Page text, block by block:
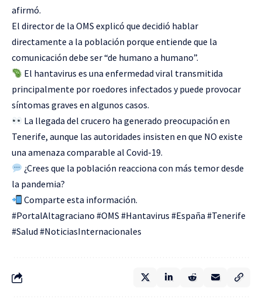
afirmó.
El director de la OMS explicó que decidió hablar
directamente a la población porque entiende que la
comunicación debe ser “de humano a humano”.
El hantavirus es una enfermedad viral transmitida
principalmente por roedores infectados y puede provocar
síntomas graves en algunos casos.
La llegada del crucero ha generado preocupación en
Tenerife, aunque las autoridades insisten en que NO existe
una amenaza comparable al Covid-19.
¿Crees que la población reacciona con más temor desde
la pandemia?
Comparte esta información.
#PortalAltagraciano #OMS #Hantavirus #España #Tenerife
#Salud #NoticiasInternacionales